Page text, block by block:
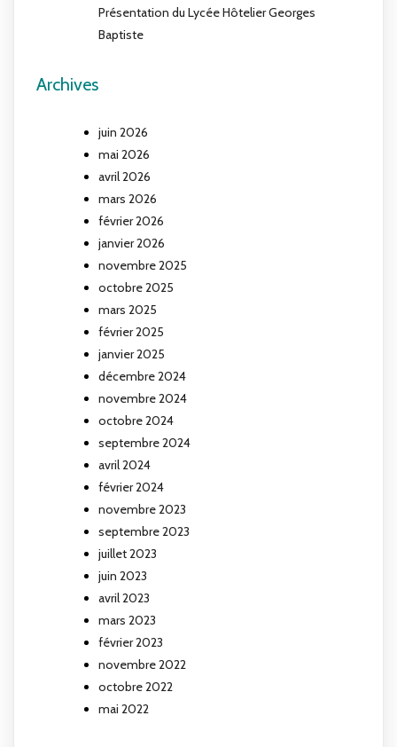
Présentation du Lycée Hôtelier Georges
Baptiste
Archives
juin 2026
mai 2026
avril 2026
mars 2026
février 2026
janvier 2026
novembre 2025
octobre 2025
mars 2025
février 2025
janvier 2025
décembre 2024
novembre 2024
octobre 2024
septembre 2024
avril 2024
février 2024
novembre 2023
septembre 2023
juillet 2023
juin 2023
avril 2023
mars 2023
février 2023
novembre 2022
octobre 2022
mai 2022